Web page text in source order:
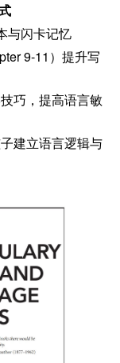
与闪卡记忆
9-11）提升写
巧，提高语言敏
建立语言逻辑与